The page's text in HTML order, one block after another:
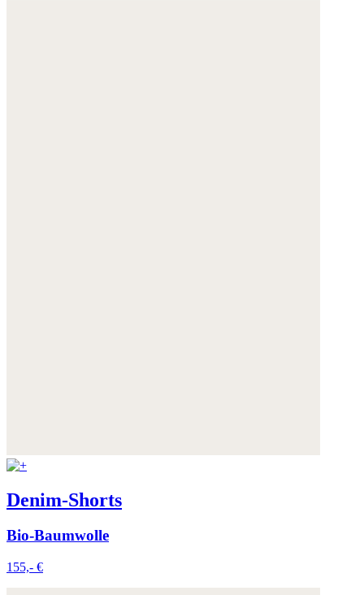
Denim-Shorts
Bio-Baumwolle
155,- €